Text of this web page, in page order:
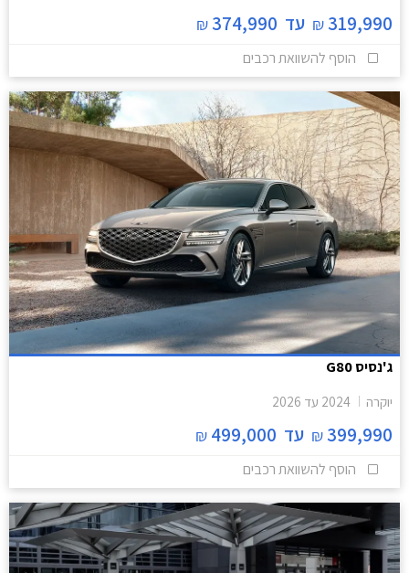
319,990
₪ עד 374,990
₪
הוסף להשוואת רכבים
ג'נסיס G80
יוקרה 2024 עד 2026
399,990
₪ עד 499,000
₪
הוסף להשוואת רכבים